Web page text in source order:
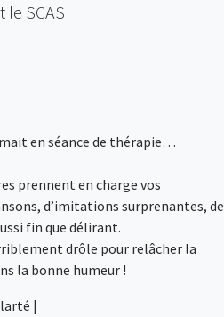
SCAS
en séance de thérapie…
prennent en charge vos
d’imitations surprenantes, de
fin que délirant.
drôle pour relâcher la
la bonne humeur !
|